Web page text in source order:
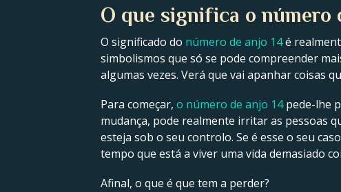
O que significa o número
O significado do número de anjo 14é
simbolismos que só se pode compreender
algumas vezes. Verá que vai apanhar coisas
Para começar, o número de anjo 14pede-lhe
mudança, pode realmente irritar as pessoas
esteja sob o seu controlo. Se é esse o seu
tempo que está a viver uma vida demasiado
Afinal, o que é que tem a perder?